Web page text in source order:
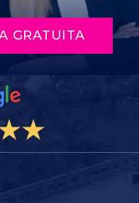
GRATUITA